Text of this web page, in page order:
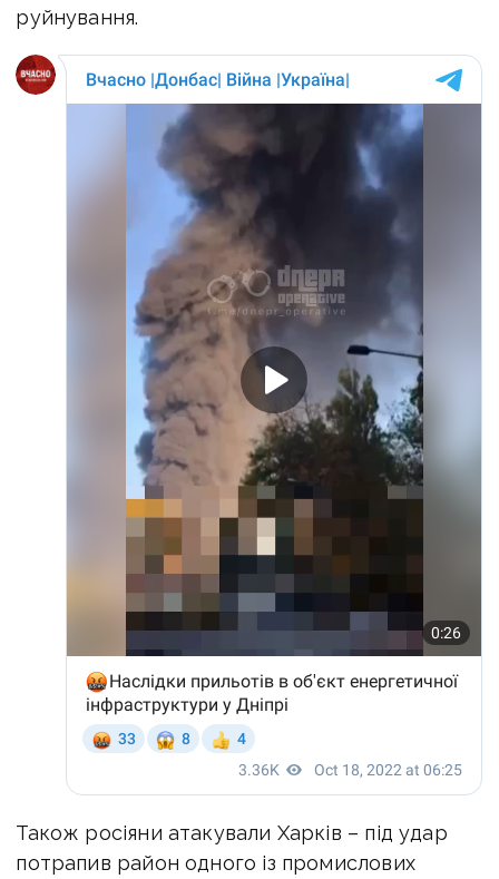
руйнування.
Також росіяни атакували Харків – під удар
потрапив район одного із промислових